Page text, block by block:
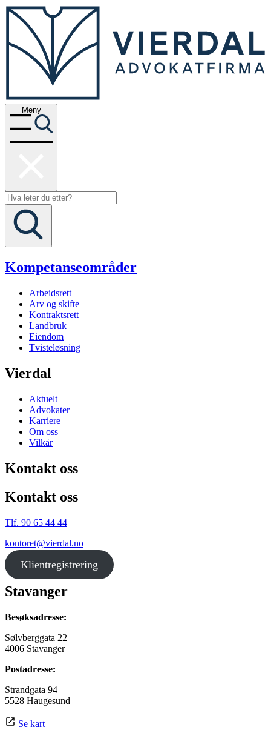
Meny
Kompetanseområder
Arbeidsrett
Arv og skifte
Kontraktsrett
Landbruk
Eiendom
Tvisteløsning
Vierdal
Aktuelt
Advokater
Karriere
Om oss
Vilkår
Kontakt oss
Kontakt oss
Tlf. 90 65 44 44
kontoret@vierdal.no
Klientregistrering
Stavanger
Besøksadresse:
Sølvberggata 22
4006 Stavanger
Postadresse:
Strandgata 94
5528 Haugesund
Se kart